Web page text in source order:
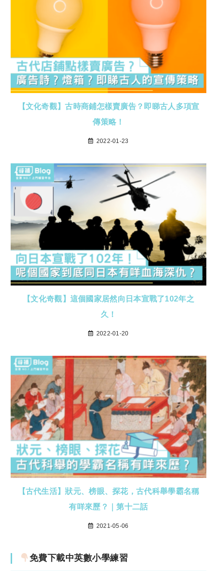
【文化奇觀】古時商鋪怎樣賣廣告？即睇古人多項宣
傳策略！
2022-01-23
【文化奇觀】這個國家居然向日本宣戰了102年之
久！
2022-01-20
【古代生活】狀元、榜眼、探花，古代科舉學霸名稱
有咩來歷？｜第十二話
2021-05-06
免費下載中英數小學練習